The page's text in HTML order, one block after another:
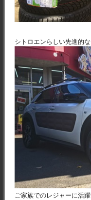
シトロエンらしい先進的な
ご家族でのレジャーに活